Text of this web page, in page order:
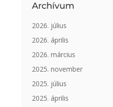
Archívum
2026. július
2026. április
2026. március
2025. november
2025. július
2025. április